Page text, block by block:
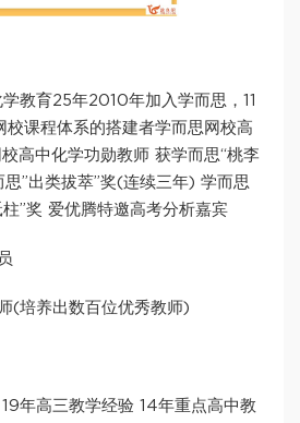
教育25年2010年加入学而思，11
校课程体系的搭建者学而思网校高
高中化学功勋教师 获学而思“桃李
”出类拔萃”奖(连续三年) 学而思
”奖 爱优腾特邀高考分析嘉宾
(培养出数百位优秀教师)
年高三教学经验 14年重点高中教